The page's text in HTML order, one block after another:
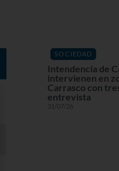
SOCIEDAD
Intendencia de
intervienen en
Carrasco con
entrevista
31/07/26